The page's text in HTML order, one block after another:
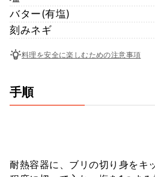
バター(有塩)
刻みネギ
料理を安全に楽しむための注意事項
手順
耐熱容器に、ブリの切り身をキ